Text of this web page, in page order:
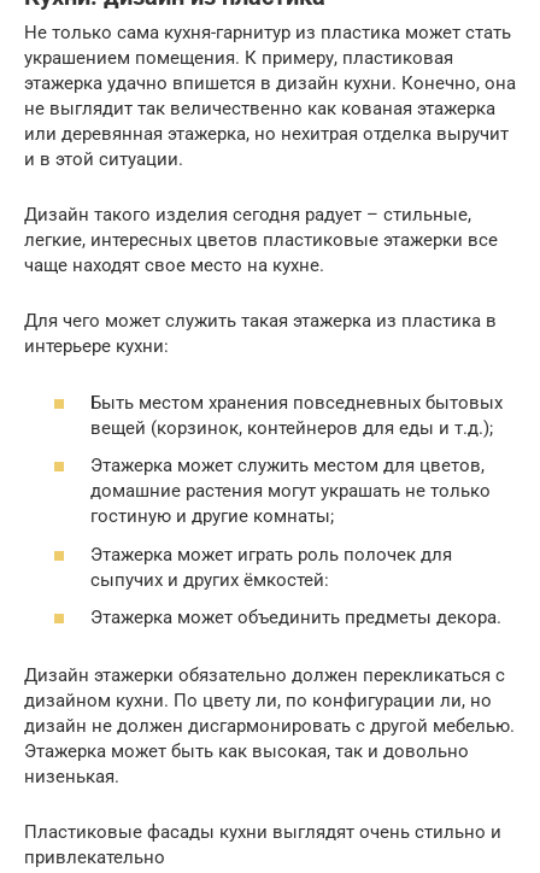
Не только сама кухня-гарнитур из пластика может стать
украшением помещения. К примеру, пластиковая
этажерка удачно впишется в дизайн кухни. Конечно, она
не выглядит так величественно как кованая этажерка
или деревянная этажерка, но нехитрая отделка выручит
и в этой ситуации.
Дизайн такого изделия сегодня радует – стильные,
легкие, интересных цветов пластиковые этажерки все
чаще находят свое место на кухне.
Для чего может служить такая этажерка из пластика в
интерьере кухни:
Быть местом хранения повседневных бытовых
вещей (корзинок, контейнеров для еды и т.д.);
Этажерка может служить местом для цветов,
домашние растения могут украшать не только
гостиную и другие комнаты;
Этажерка может играть роль полочек для
сыпучих и других ёмкостей:
Этажерка может объединить предметы декора.
Дизайн этажерки обязательно должен перекликаться с
дизайном кухни. По цвету ли, по конфигурации ли, но
дизайн не должен дисгармонировать с другой мебелью.
Этажерка может быть как высокая, так и довольно
низенькая.
Пластиковые фасады кухни выглядят очень стильно и
привлекательно